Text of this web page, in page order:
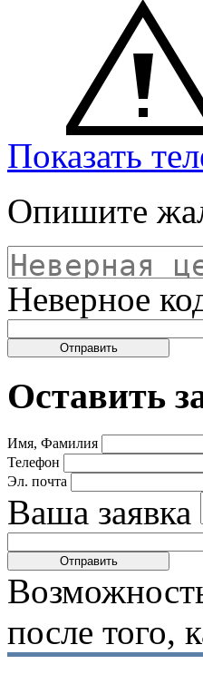
Показать
Опишите
Неверное
Оставить
Имя, Фамилия
Телефон
Эл. почта
Ваша заявка
после того,